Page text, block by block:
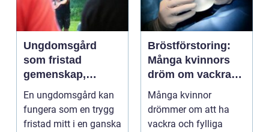
Ungdomsgård
som fristad
gemenskap,
trygghet och
växande
En ungdomsgård kan
fungera som en trygg
fristad mitt i en ganska
Bröstförstoring:
Många kvinnors
dröm om vackra
bröst
Många kvinnor
drömmer om att ha
vackra och fylliga